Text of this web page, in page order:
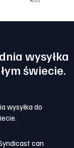
wysyłka
świecie.
wysyłka do
can